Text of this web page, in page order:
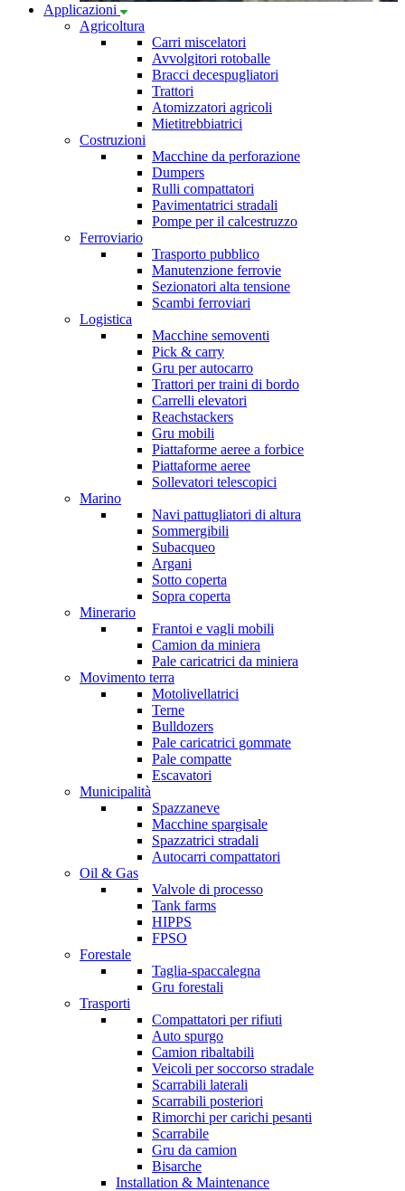
Applicazioni
Agricoltura
Carri miscelatori
Avvolgitori rotoballe
Bracci decespugliatori
Trattori
Atomizzatori agricoli
Mietitrebbiatrici
Costruzioni
Macchine da perforazione
Dumpers
Rulli compattatori
Pavimentatrici stradali
Pompe per il calcestruzzo
Ferroviario
Trasporto pubblico
Manutenzione ferrovie
Sezionatori alta tensione
Scambi ferroviari
Logistica
Macchine semoventi
Pick & carry
Gru per autocarro
Trattori per traini di bordo
Carrelli elevatori
Reachstackers
Gru mobili
Piattaforme aeree a forbice
Piattaforme aeree
Sollevatori telescopici
Marino
Navi pattugliatori di altura
Sommergibili
Subacqueo
Argani
Sotto coperta
Sopra coperta
Minerario
Frantoi e vagli mobili
Camion da miniera
Pale caricatrici da miniera
Movimento terra
Motolivellatrici
Terne
Bulldozers
Pale caricatrici gommate
Pale compatte
Escavatori
Municipalità
Spazzaneve
Macchine spargisale
Spazzatrici stradali
Autocarri compattatori
Oil & Gas
Valvole di processo
Tank farms
HIPPS
FPSO
Forestale
Taglia-spaccalegna
Gru forestali
Trasporti
Compattatori per rifiuti
Auto spurgo
Camion ribaltabili
Veicoli per soccorso stradale
Scarrabili laterali
Scarrabili posteriori
Rimorchi per carichi pesanti
Scarrabile
Gru da camion
Bisarche
Installation & Maintenance